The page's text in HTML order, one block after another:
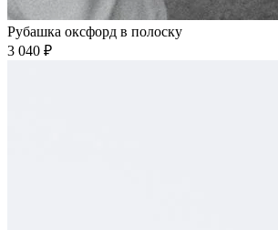
Рубашка оксфорд в полоску
3 040 ₽